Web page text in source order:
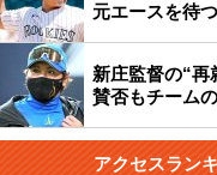
元エースを待
新庄監督の“再
賛否もチーム
アクセスラン